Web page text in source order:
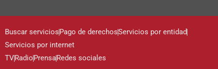
Buscar serviciosPago de derechosServicios por entidad
Servicios por internet
TVRadioPrensaRedes sociales